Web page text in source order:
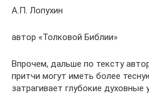
А.П. Лопухин
автор «Толковой Библии»
Впрочем, дальше по тексту
притчи могут иметь более
затрагивает глубокие духовные